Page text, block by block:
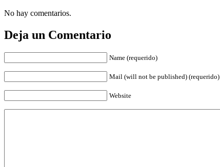
No hay comentarios.
Deja un Comentario
Name (requerido)
Mail (will not be published) (requerido)
Website